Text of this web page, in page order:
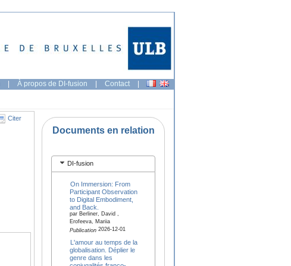
| À propos de DI-fusion | Contact |
Citer
Documents en relation
DI-fusion
On Immersion: From
Participant Observation
to Digital Embodiment,
and Back.
par Berliner, David ,
Erofeeva, Mariia
Publication2026-12-01
L'amour au temps de la
globalisation. Déplier le
genre dans les